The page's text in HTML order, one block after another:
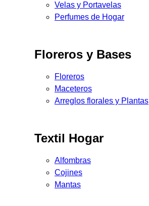
Velas y Portavelas
Perfumes de Hogar
Floreros y Bases
Floreros
Maceteros
Arreglos florales y Plantas
Textil Hogar
Alfombras
Cojines
Mantas